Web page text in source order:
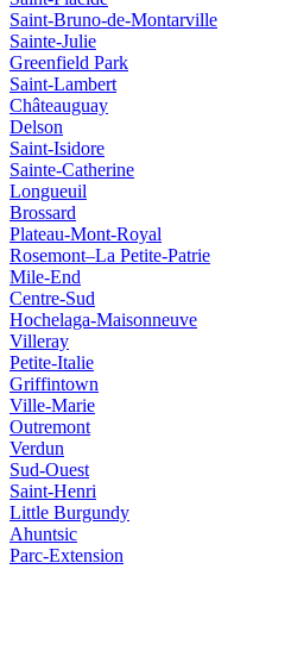
Saint-Bruno-de-Montarville
Sainte-Julie
Greenfield Park
Saint‑Lambert
Châteauguay
Delson
Saint‑Isidore
Sainte‑Catherine
Longueuil
Brossard
Plateau-Mont-Royal
Rosemont–La Petite-Patrie
Mile-End
Centre-Sud
Hochelaga-Maisonneuve
Villeray
Petite-Italie
Griffintown
Ville-Marie
Outremont
Verdun
Sud-Ouest
Saint-Henri
Little Burgundy
Ahuntsic
Parc-Extension